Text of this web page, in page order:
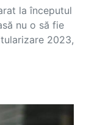
la începutul
nu o să fie
2023,